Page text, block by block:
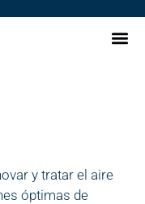
y tratar el aire
óptimas de